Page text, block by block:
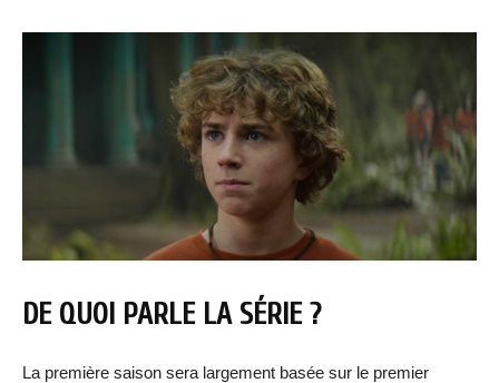
DE QUOI PARLE LA SÉRIE ?
La première saison sera largement basée sur le premier